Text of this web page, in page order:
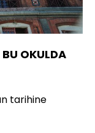
OKULDA
tarihine